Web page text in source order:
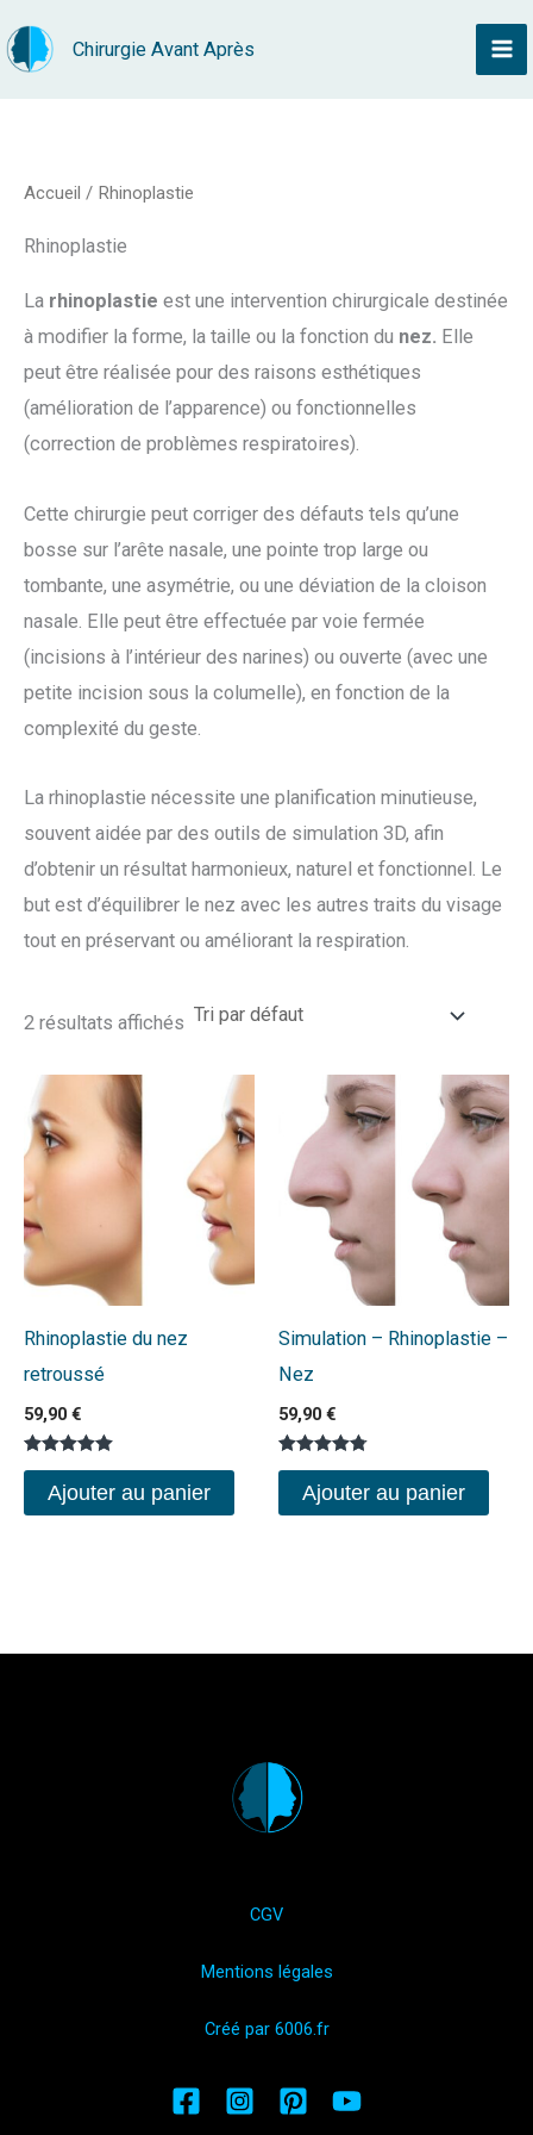
au
Chirurgie Avant Après
Accueil / Rhinoplastie
Rhinoplastie
La rhinoplastie est une intervention chirurgicale destinée
à modifier la forme, la taille ou la fonction du nez. Elle
peut être réalisée pour des raisons esthétiques
(amélioration de l’apparence) ou fonctionnelles
(correction de problèmes respiratoires).
Cette chirurgie peut corriger des défauts tels qu’une
bosse sur l’arête nasale, une pointe trop large ou
tombante, une asymétrie, ou une déviation de la cloison
nasale. Elle peut être effectuée par voie fermée
(incisions à l’intérieur des narines) ou ouverte (avec une
petite incision sous la columelle), en fonction de la
complexité du geste.
La rhinoplastie nécessite une planification minutieuse,
souvent aidée par des outils de simulation 3D, afin
d’obtenir un résultat harmonieux, naturel et fonctionnel. Le
but est d’équilibrer le nez avec les autres traits du visage
tout en préservant ou améliorant la respiration.
2 résultats affichés
Rhinoplastie du nez
retroussé
59,90 €
Note
5.00
sur 5
Ajouter au panier
Simulation – Rhinoplastie –
Nez
59,90 €
Note
4.76
sur 5
Ajouter au panier
CGV
Mentions légales
Créé par 6006.fr